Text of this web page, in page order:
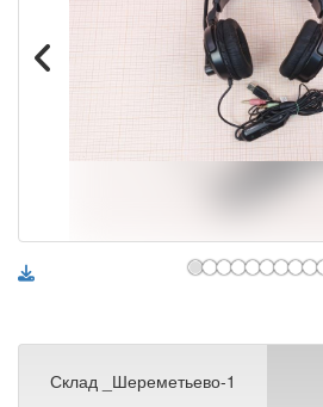
Склад _Шереметьево-1